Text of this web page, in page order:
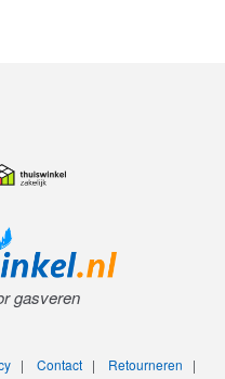
gasveren
| Contact| Retourneren |